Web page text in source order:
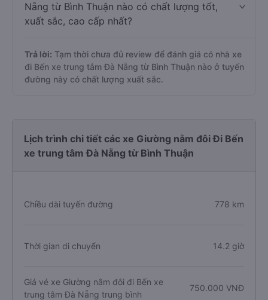
Nẵng từ Bình Thuận nào có chất lượng tốt,
xuất sắc, cao cấp nhất?
Trả lời: Tạm thời chưa đủ review để đánh giá có nhà xe
đi Bến xe trung tâm Đà Nẵng từ Bình Thuận nào ở tuyến
đường này có chất lượng xuất sắc.
Lịch trình chi tiết các xe Giường nằm đôi Đi Bến
xe trung tâm Đà Nẵng từ Bình Thuận
Chiều dài tuyến đường 778 km
Thời gian di chuyển 14.2 giờ
Giá vé xe Giường nằm đôi đi Bến xe
trung tâm Đà Nẵng trung bình
750.000 VNĐ